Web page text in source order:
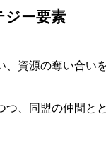
ジー要素
資源の奪い合い
、同盟の仲間と